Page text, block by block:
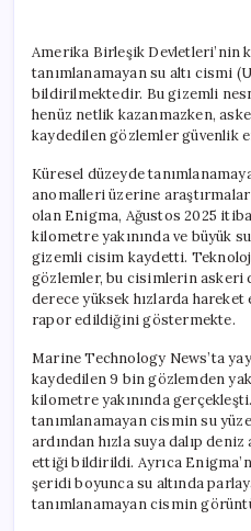
Amerika Birleşik Devletleri’nin
tanımlanamayan su altı cismi
bildirilmektedir. Bu gizemli
henüz netlik kazanmazken,
kaydedilen gözlemler güvenlik
Küresel düzeyde
anomalleri üzerine
olan Enigma, Ağustos 2025
kilometre yakınında ve büyük
gizemli cisim kaydetti.
gözlemler, bu cisimlerin askeri
derece yüksek hızlarda hareket
rapor edildiğini göstermekte.
Marine Technology News’ta
kaydedilen 9 bin gözlemden
kilometre yakınında
tanımlanamayan cismin su
ardından hızla suya dalıp
ettiği bildirildi. Ayrıca
şeridi boyunca su altında
tanımlanamayan cismin